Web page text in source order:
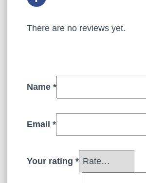
There are no reviews yet.
Name *
Email *
Your rating *